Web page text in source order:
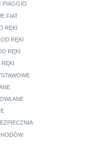
PIAGGIO
FIAT
RĘKI
RĘKI
RĘKI